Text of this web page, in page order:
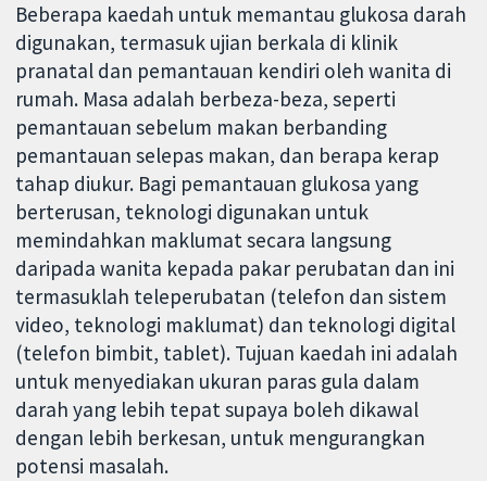
Beberapa kaedah untuk memantau glukosa darah
digunakan, termasuk ujian berkala di klinik
pranatal dan pemantauan kendiri oleh wanita di
rumah. Masa adalah berbeza-beza, seperti
pemantauan sebelum makan berbanding
pemantauan selepas makan, dan berapa kerap
tahap diukur. Bagi pemantauan glukosa yang
berterusan, teknologi digunakan untuk
memindahkan maklumat secara langsung
daripada wanita kepada pakar perubatan dan ini
termasuklah teleperubatan (telefon dan sistem
video, teknologi maklumat) dan teknologi digital
(telefon bimbit, tablet). Tujuan kaedah ini adalah
untuk menyediakan ukuran paras gula dalam
darah yang lebih tepat supaya boleh dikawal
dengan lebih berkesan, untuk mengurangkan
potensi masalah.